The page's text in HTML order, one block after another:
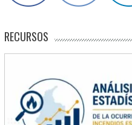
RECURSOS